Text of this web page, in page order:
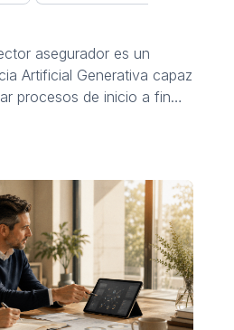
asegurador es un
Artificial Generativa capaz
procesos de inicio a fin